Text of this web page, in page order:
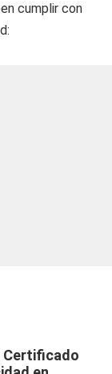
cumplir con
Certificado